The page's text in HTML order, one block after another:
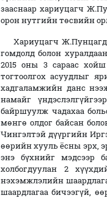
зааснаар хариуцагч
орон нутгийн төсвийн
Хариуцагч
гомдолд болон
2015 оны 3 сараас
тогтоолгох асуудлыг
хадгаламжийн данс
намайг
байршуулж чадахаа
мөнгө олдог байсан
Чингэлтэй дүүргийн
өөрийн хууль ёсны эрх,
энэ бүхнийг мэдсээр
холбогдуулан 2
нэхэмжлэлийн
шаардлагаа бичээгүй,